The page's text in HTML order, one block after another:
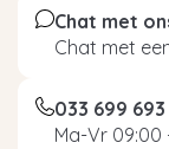
Chat met
Chat met
033 699 693
Ma-Vr 09:00